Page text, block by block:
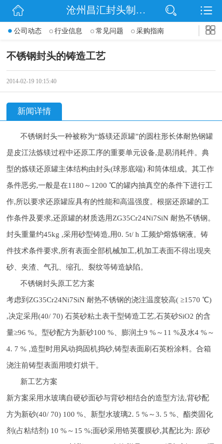
网站首页
沧州昌汇封头制造有限公司
公司动态 行业信息 常见问题 采购指南
不锈钢封头的铸造工艺
2014-02-19 10:15:40
新闻详情
不锈钢封头一种被称为“炼镁还原罐”的圆柱形长体耐热钢罐
是皮江法炼镁过程中还原工序的重要单元设备,是易消耗件。典
型的炼镁还原罐主体结构由封头(球形底端) 和筒体组成。其工作
条件恶劣,一般是在1180～1200 ℃的罐内抽真空的条件下进行工
作,所以要求还原罐应具有的性能和高温强度。根据还原罐的工
作条件及要求,还原罐的材质选用ZG35Cr24Ni7SiN 耐热不锈钢。
封头重量约45kg ,采用砂型铸造,用0. 5t/ h 工频炉熔炼钢液。铸
件技术条件要求,所有表面全部机械加工,机加工表面不得出现夹
砂、夹渣、气孔、缩孔、裂纹等铸造缺陷。
不锈钢封头原工艺方案
考虑到ZG35Cr24Ni7SiN 耐热不锈钢的浇注温度较高( ≥1570 ℃)
,决定采用(40/ 70) 石英砂粘土表干型铸造工艺,石英砂SiO2 的含
量≥96 %。型砂配方为新砂100 %、膨润土9 %～11 %及水4 %～
4. 7 % ,造型时用风动捣固机捣砂,铸型表面刷石英粉涂料。合箱
浇注前铸型表面用喷灯烘干。
新工艺方案
新方案采用水玻璃自硬砂面砂与背砂相结合的造型方法,背砂配
方为新砂(40/ 70) 100 %、新型水玻璃2. 5 %～3. 5 %、酯类固化
剂(占粘结剂) 10 %～15 %;面砂采用锆英覆膜砂,其配比为: 原砂